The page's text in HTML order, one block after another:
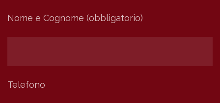
Nome e Cognome (obbligatorio)
Telefono